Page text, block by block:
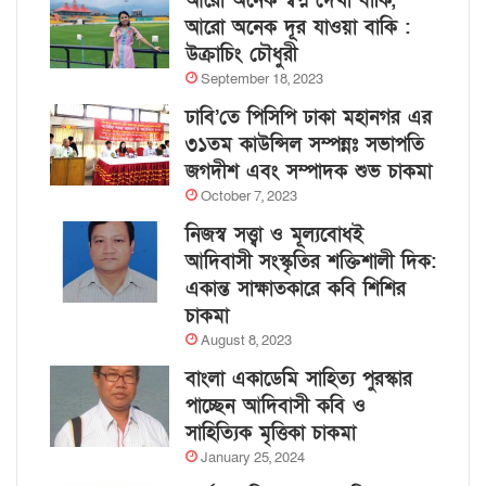
আরো অনেক দূর যাওয়া বাকি :
উক্রাচিং চৌধুরী
September 18, 2023
ঢাবি’তে পিসিপি ঢাকা মহানগর এর
৩১তম কাউন্সিল সম্পন্নঃ সভাপতি
জগদীশ এবং সম্পাদক শুভ চাকমা
October 7, 2023
নিজস্ব সত্ত্বা ও মূল্যবোধই
আদিবাসী সংস্কৃতির শক্তিশালী দিক:
একান্ত সাক্ষাতকারে কবি শিশির
চাকমা
August 8, 2023
বাংলা একাডেমি সাহিত্য পুরস্কার
পাচ্ছেন আদিবাসী কবি ও
সাহিত্যিক মৃত্তিকা চাকমা
January 25, 2024